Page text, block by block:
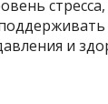
и